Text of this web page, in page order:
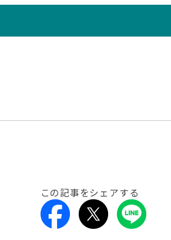
この記事をシェアする